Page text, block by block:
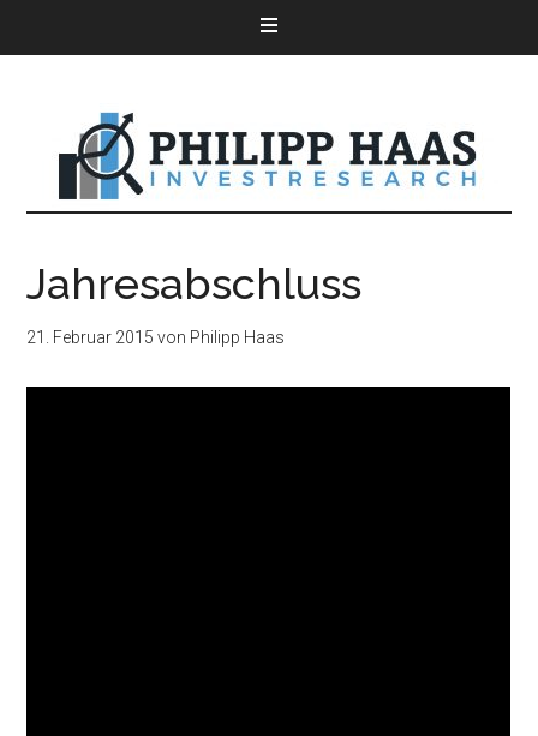
Jahresabschluss
21. Februar 2015 von Philipp Haas